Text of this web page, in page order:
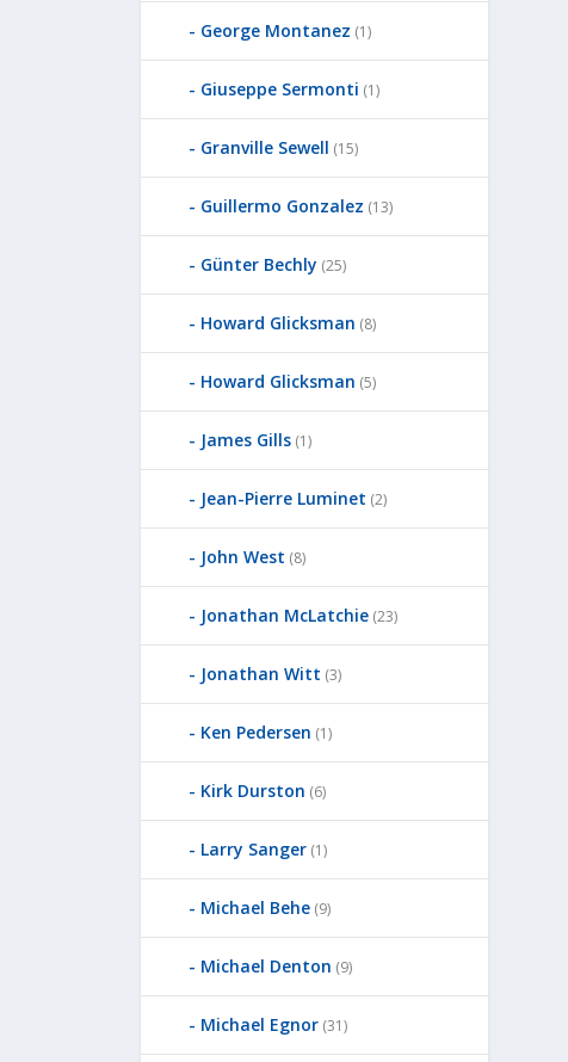
George Montanez (1)
Giuseppe Sermonti (1)
Granville Sewell (15)
Guillermo Gonzalez (13)
Günter Bechly (25)
Howard Glicksman (8)
Howard Glicksman (5)
James Gills (1)
Jean-Pierre Luminet (2)
John West (8)
Jonathan McLatchie (23)
Jonathan Witt (3)
Ken Pedersen (1)
Kirk Durston (6)
Larry Sanger (1)
Michael Behe (9)
Michael Denton (9)
Michael Egnor (31)